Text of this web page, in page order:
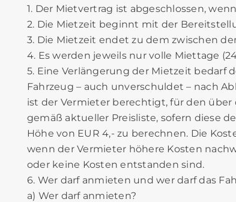
1. Der Mietvertrag ist abgeschlossen,
2. Die Mietzeit beginnt mit der
3. Die Mietzeit endet zu dem zwischen
4. Es werden jeweils nur volle Miettage
5. Eine Verlängerung der Mietzeit bedarf
Fahrzeug – auch unverschuldet – nach
ist der Vermieter berechtigt, für den
gemäß aktueller Preisliste, sofern diese
Höhe von EUR 4,- zu berechnen. Die
wenn der Vermieter höhere Kosten
oder keine Kosten entstanden sind.
6. Wer darf anmieten und wer darf das
a) Wer darf anmieten?